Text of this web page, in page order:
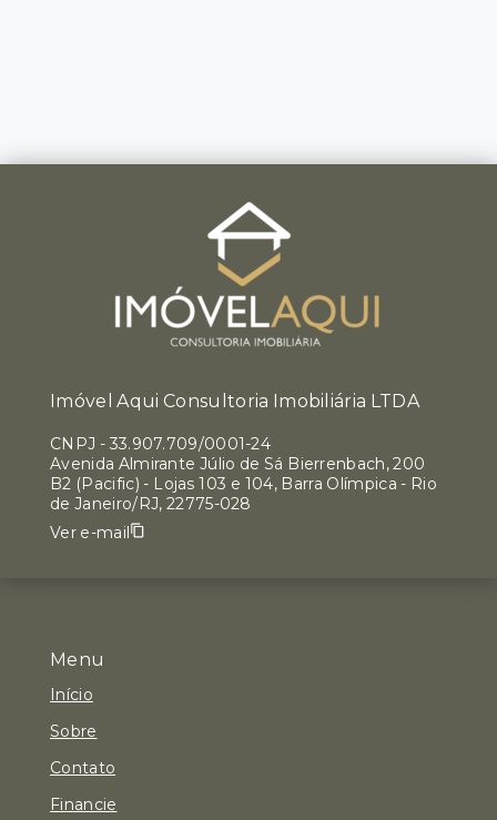
Menu
Início
Sobre
Contato
Financie
Imóvel Aqui Consultoria Imobiliária LTDA
CNPJ - 33.907.709/0001-24
Avenida Almirante Júlio de Sá Bierrenbach, 200
B2 (Pacific) - Lojas 103 e 104, Barra Olímpica - Rio
de Janeiro/RJ, 22775-028
Ver e-mail